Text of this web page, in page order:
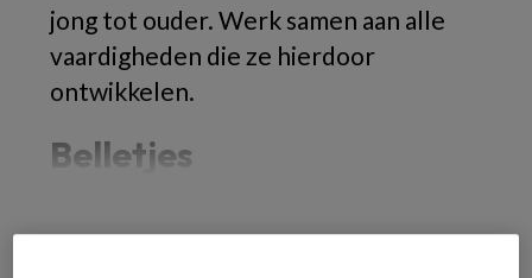
jong tot ouder. Werk samen aan alle
vaardigheden die ze hierdoor
ontwikkelen.
Belletjes